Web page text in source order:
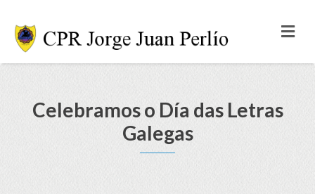
Celebramos o Día das Letras
Galegas